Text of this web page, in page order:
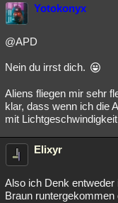
Yotokonyx
@APD
Nein du irrst dich.
Aliens fliegen mir sehr
klar, dass wenn ich die
mit
Elixyr
Also ich Denk
Braun